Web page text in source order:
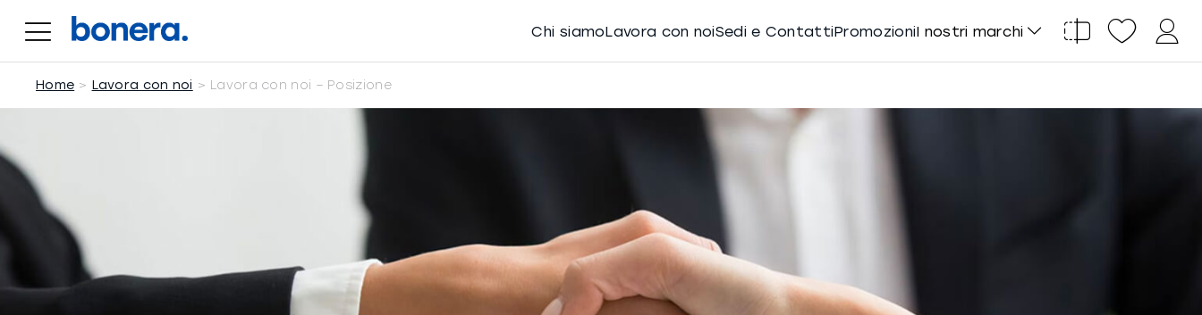
contenuto
Chi siamoLavora con noiSedi e ContattiPromozioniI nostri marchi
Home Lavora con noi Lavora con noi – Posizione